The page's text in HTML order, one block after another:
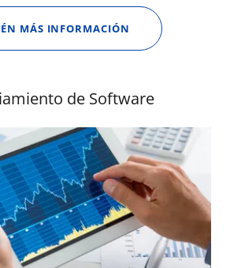
MÁS INFORMACIÓN
de Software